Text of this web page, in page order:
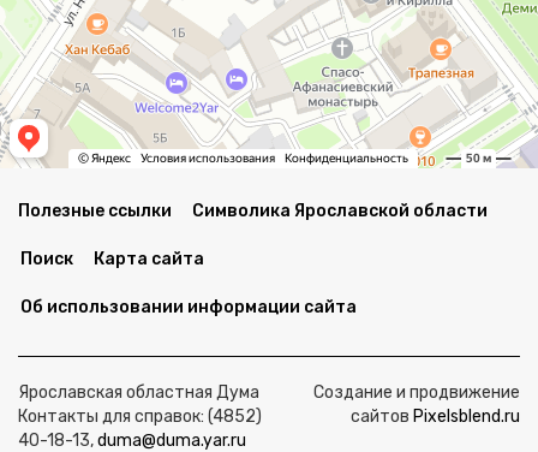
Полезные ссылки Символика Ярославской области
Поиск Карта сайта
Об использовании информации сайта
Ярославская областная Дума
Контакты для справок: (4852)
40-18-13,duma@duma.yar.ru
Создание и продвижение
сайтов Pixelsblend.ru